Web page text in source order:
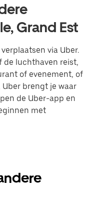
Grand Est
via Uber.
de luchthaven reist,
of evenement, of
brengt je waar
de Uber-app en
met